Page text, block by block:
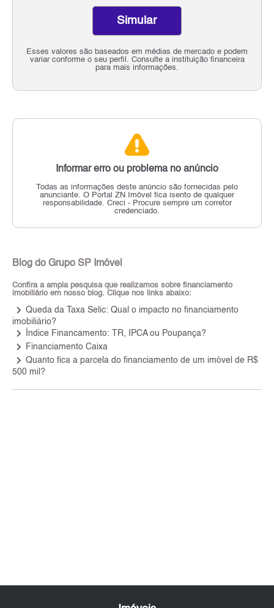
Esses valores são baseados em médias de mercado e podem
variar conforme o seu perfil. Consulte a instituição financeira
para mais informações.
Simular
Informar erro ou problema no anúncio
Todas as informações deste anúncio são fornecidas pelo
anunciante. O Portal ZN Imóvel fica isento de qualquer
responsabilidade. Creci - Procure sempre um corretor
credenciado.
Blog do Grupo SP Imóvel
Confira a ampla pesquisa que realizamos sobre financiamento
imobiliário em nosso blog. Clique nos links abaixo:
keyboard_arrow_right Queda da Taxa Selic: Qual o impacto no financiamento
imobiliário?
keyboard_arrow_right Índice Financamento: TR, IPCA ou Poupança?
keyboard_arrow_right Financiamento Caixa
keyboard_arrow_right Quanto fica a parcela do financiamento de um imóvel de R$
500 mil?